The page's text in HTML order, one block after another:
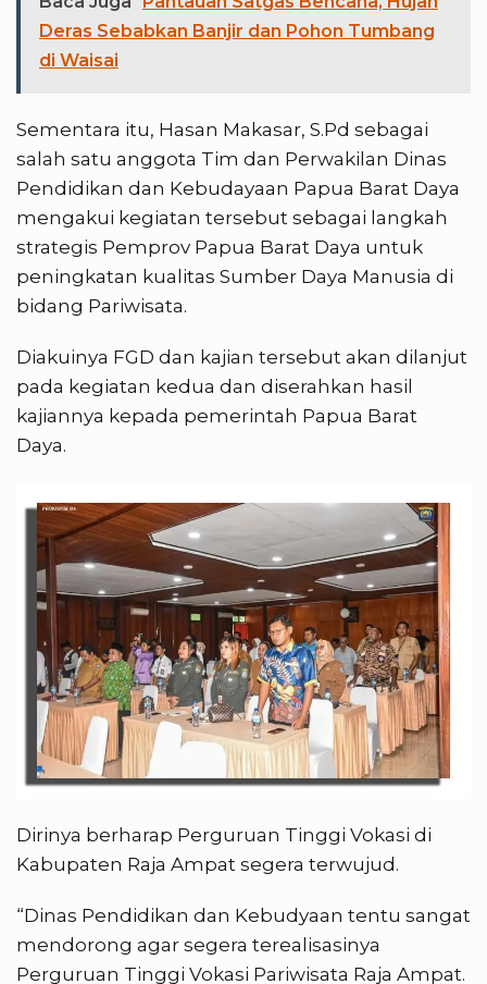
Deras Sebabkan Banjir dan Pohon Tumbang
di Waisai
Sementara itu, Hasan Makasar, S.Pd sebagai
salah satu anggota Tim dan Perwakilan Dinas
Pendidikan dan Kebudayaan Papua Barat Daya
mengakui kegiatan tersebut sebagai langkah
strategis Pemprov Papua Barat Daya untuk
peningkatan kualitas Sumber Daya Manusia di
bidang Pariwisata.
Diakuinya FGD dan kajian tersebut akan dilanjut
pada kegiatan kedua dan diserahkan hasil
kajiannya kepada pemerintah Papua Barat
Daya.
Dirinya berharap Perguruan Tinggi Vokasi di
Kabupaten Raja Ampat segera terwujud.
“Dinas Pendidikan dan Kebudyaan tentu sangat
mendorong agar segera terealisasinya
Perguruan Tinggi Vokasi Pariwisata Raja Ampat.